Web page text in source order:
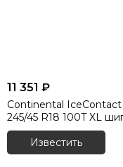
11 351 ₽
Continental IceContact
245/45 R18 100T XL
Известить